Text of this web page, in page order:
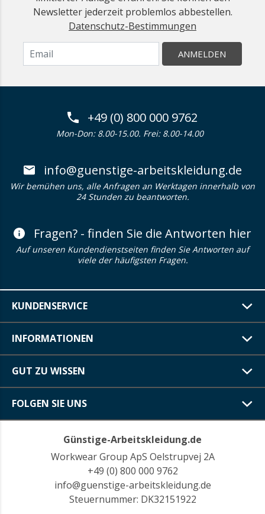
Newsletter jederzeit problemlos abbestellen.
Datenschutz-Bestimmungen
ANMELDEN
+49 (0) 800 000 9762
Mon-Don: 8.00-15.00. Frei: 8.00-14.00
info@guenstige-arbeitskleidung.de
Wir bemühen uns, alle Anfragen an Werktagen innerhalb von
24 Stunden zu beantworten.
Fragen? - finden Sie die Antworten hier
Auf unseren Kundendienstseiten finden Sie Antworten auf
viele der häufigsten Fragen.
KUNDENSERVICE
INFORMATIONEN
GUT ZU WISSEN
FOLGEN SIE UNS
Günstige-Arbeitskleidung.de
Workwear Group ApS Oelstrupvej 2A
+49 (0) 800 000 9762
info@guenstige-arbeitskleidung.de
Steuernummer: DK32151922